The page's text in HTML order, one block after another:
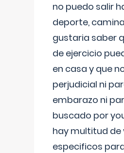
no puedo salir
deporte,
gustaria saber
de ejercicio
en casa y que
perjudicial ni
embarazo ni
buscado por
hay multitud de
especificos